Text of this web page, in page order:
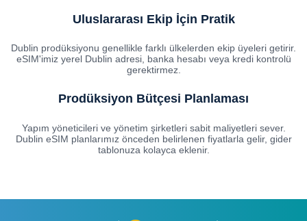
Uluslararası Ekip İçin Pratik
Dublin prodüksiyonu genellikle farklı ülkelerden ekip üyeleri getirir.
eSIM'imiz yerel Dublin adresi, banka hesabı veya kredi kontrolü
gerektirmez.
Prodüksiyon Bütçesi Planlaması
Yapım yöneticileri ve yönetim şirketleri sabit maliyetleri sever.
Dublin eSIM planlarımız önceden belirlenen fiyatlarla gelir, gider
tablonuza kolayca eklenir.